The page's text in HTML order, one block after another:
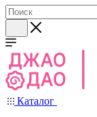
Каталог